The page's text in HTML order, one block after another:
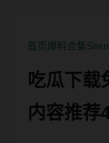
首页 爆料合集
吃瓜下载
内容推荐